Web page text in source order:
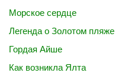
Морское сердце
Легенда о Золотом пляже
Гордая Айше
Как возникла Ялта